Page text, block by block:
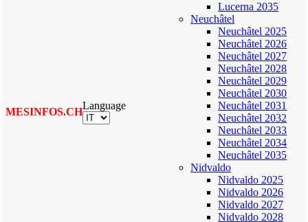
MESINFOS.CH
Language
Lucerna 2035
Neuchâtel
Neuchâtel 2025
Neuchâtel 2026
Neuchâtel 2027
Neuchâtel 2028
Neuchâtel 2029
Neuchâtel 2030
Neuchâtel 2031
Neuchâtel 2032
Neuchâtel 2033
Neuchâtel 2034
Neuchâtel 2035
Nidvaldo
Nidvaldo 2025
Nidvaldo 2026
Nidvaldo 2027
Nidvaldo 2028